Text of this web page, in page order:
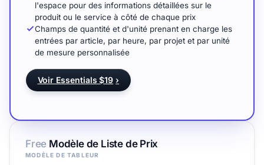
Free Modèle de Liste de Prix
MODÈLE DE TABLEUR
l'espace pour des informations détaillées sur le
produit ou le service à côté de chaque prix
Champs de quantité et d'unité prenant en charge les
entrées par article, par heure, par projet et par unité
de mesure personnalisée
Voir Essentials $19 ›